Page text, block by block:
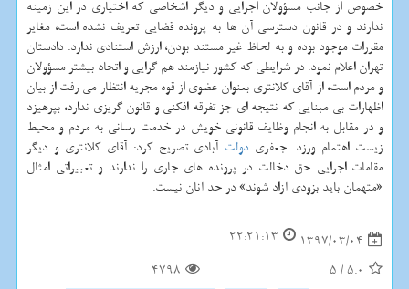
خصوص از جانب مسؤولان اجرایی و دیگر اشخاصی كه اختیاری در این زمینه
ندارند و در قانون دسترسی آن ها به پرونده قضایی تعریف نشده است، مغایر
مقررات موجود بوده و به لحاظ غیر مستند بودن، ارزش استنادی ندارد. دادستان
تهران اعلام نمود: در شرایطی كه كشور نیازمند هم گرایی و اتحاد بیشتر مسؤولان
و مردم است، از آقای كلانتری بعنوان عضوی از قوه مجریه انتظار می رفت از بیان
اظهارات بی مبنایی كه نتیجه ای جز تفرقه افكنی و قانون گریزی ندارد، بپرهیزد
و در مقابل به انجام وظایف قانونی خویش در خدمت رسانی به مردم و محیط
زیست اهتمام ورزد. جعفری دولت آبادی تصریح كرد: آقای كلانتری و دیگر
مقامات اجرایی حق دخالت در پرونده های جاری را ندارند و تعبیراتی امثال
«متهمان باید بزودی آزاد شوند» در حد آنان نیست.
1397/03/04
22:21:13
5.0
/
5
4798